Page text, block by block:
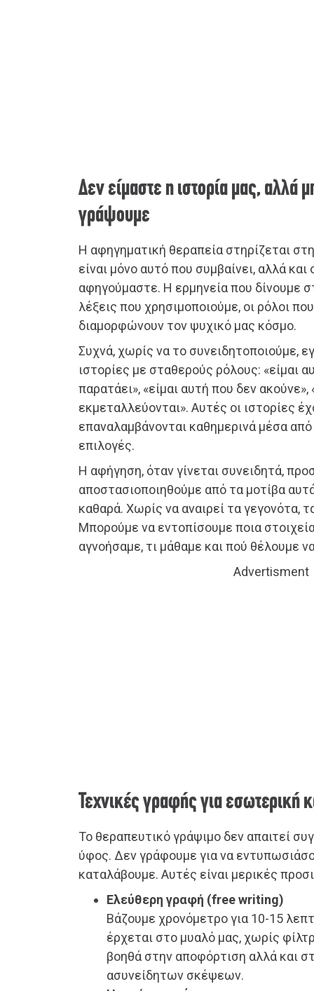
Δεν είμαστε η ιστορία μας, αλλά
γράψουμε
Η αφηγηματική θεραπεία στηρίζεται
είναι μόνο αυτό που συμβαίνει, αλλά
αφηγούμαστε. Η ερμηνεία που δίνουμε
λέξεις που χρησιμοποιούμε, οι ρόλοι
διαμορφώνουν τον ψυχικό μας κόσμο.
Συχνά, χωρίς να το συνειδητοποιούμε,
ιστορίες με σταθερούς ρόλους: «είμαι
παρατάει», «είμαι αυτή που δεν ακούνε»,
εκμεταλλεύονται». Αυτές οι ιστορίες
επαναλαμβάνονται καθημερινά μέσα
επιλογές.
Η αφήγηση, όταν γίνεται συνειδητά,
αποστασιοποιηθούμε από τα μοτίβα
καθαρά. Χωρίς να αναιρεί τα γεγονότα,
Μπορούμε να εντοπίσουμε ποια
αγνοήσαμε, τι μάθαμε και πού θέλουμε
Advertisment
Τεχνικές γραφής για εσωτερική
Το θεραπευτικό γράψιμο δεν απαιτεί
ύφος. Δεν γράφουμε για να
καταλάβουμε. Αυτές είναι μερικές
Ελεύθερη γραφή (free writing)
Βάζουμε χρονόμετρο για 10-15
έρχεται στο μυαλό μας, χωρίς
βοηθά στην αποφόρτιση αλλά και
ασυνείδητων σκέψεων.